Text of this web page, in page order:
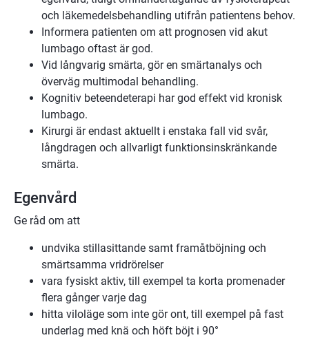
och läkemedelsbehandling utifrån patientens behov.
Informera patienten om att prognosen vid akut
lumbago oftast är god.
Vid långvarig smärta, gör en smärtanalys och
överväg multimodal behandling.
Kognitiv beteendeterapi har god effekt vid kronisk
lumbago.
Kirurgi är endast aktuellt i enstaka fall vid svår,
långdragen och allvarligt funktionsinskränkande
smärta.
Egenvård
Ge råd om att
undvika stillasittande samt framåtböjning och
smärtsamma vridrörelser
vara fysiskt aktiv, till exempel ta korta promenader
flera gånger varje dag
hitta viloläge som inte gör ont, till exempel på fast
underlag med knä och höft böjt i 90°